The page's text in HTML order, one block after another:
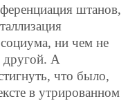
штанов,
социума, ни чем не
А
что было,
в утрированном